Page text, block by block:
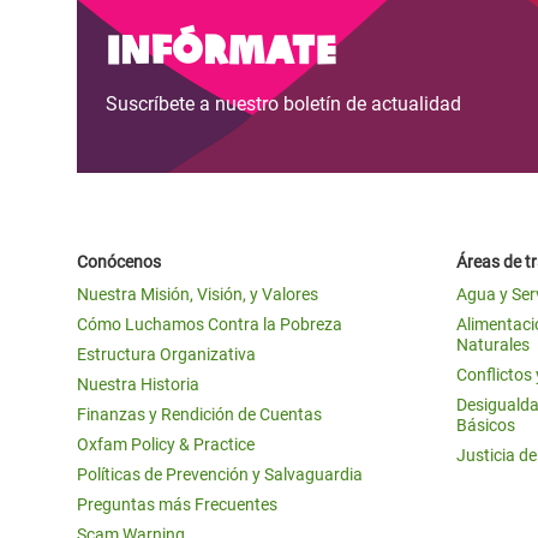
Conflictos y Desastres
Desigualdad Extrema y
Servicios Sociales Básicos
Gender, Rights, and Justice
en
en
Crisis
Crisis
#ActuaPorElClima
Erradiquemos el Sufrimiento Humano que
se Oculta tras los Alimentos
¡Basta! Acabemos con las violencias contra
ayuda
navegación
Infórmate
Suscríbete a nuestro boletín de actualidad
Conócenos
Nuestra Misión, Visión, y Valores
Cómo Luchamos Contra la Pobreza
Estructura Organizativa
Nuestra Historia
Finanzas y Rendición de Cuentas
Oxfam Policy & Practice
Políticas de Prevención y Salvaguardia
Preguntas más Frecuentes
Áreas de
Agua y
Naturales
Conflictos
Básicos
Justicia de